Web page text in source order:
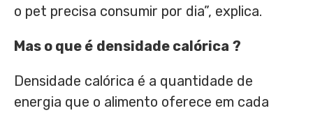
o pet precisa consumir por dia”, explica.
Mas o que é densidade calórica ?
Densidade calórica é a quantidade de
energia que o alimento oferece em cada